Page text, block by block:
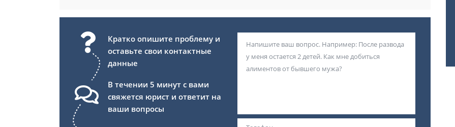
Кратко опишите проблему и
оставьте свои контактные
данные
В течении 5 минут с вами
свяжется юрист и ответит на
ваши вопросы